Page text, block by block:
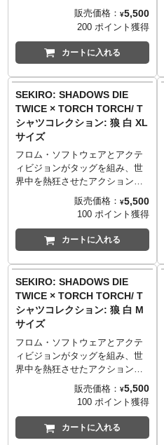
※杢灰のみ 綿90%、ポリエステ
ル10% 5.6oz ヘビーウェイトボ
TORCH TORCH OFFICIAL
SITE：https://torchtorch.jp/
■サイズ（着丈／身幅／肩幅／袖
Sサイズ （65cm／49cm／42cm
／19cm）
／20cm）
Lサイズ （73cm／55cm／50cm
／22cm）
XLサイズ （77cm／58cm／
54cm／24cm）
XXLサイズ （84cm／68cm／
60cm／26cm）
──────────────────
綿100% 5.6oz ヘビーウェイトボ
※杢灰のみ 綿90%、ポリエステ
ル10% 5.6oz ヘビーウェイトボ
TORCH TORCH OFFICIAL
SITE：https://torchtorch.jp/
アドベンチャーゲーム
『SEKIRO: SHADOWS DIE
TWICE』。「TORCH TORCH」
とのコラボレーションTシャツが
登場です！
のポップさとは裏腹に、なんと8
版ものシルクスクリーンを使用
してしまった謎の豪華仕様。
生地はしっかりとした厚みの5.6
オンスを採用。着心地が良く、
何度洗っても型崩れしづらく風
合いが出るのが特徴です。
これも、葦名のため…
──────────────────
■サイズ（着丈／身幅／肩幅／袖
丈）
／19cm）
Mサイズ （69cm／52cm／46cm
／20cm）
Lサイズ （73cm／55cm／50cm
／22cm）
XLサイズ （77cm／58cm／
54cm／24cm）
XXLサイズ （84cm／68cm／
──────────────────
綿100% 5.6oz ヘビーウェイトボ
販売価格： ¥5,500
200 ポイント獲得
カートに入れる
SEKIRO: SHADOWS DIE
TWICE × TORCH TORCH/ T
シャツコレクション: 狼 白 XL
サイズ
フロム・ソフトウェアとアクテ
ィビジョンがタッグを組み、世
界中を熱狂させたアクション・
アドベンチャーゲーム
『SEKIRO: SHADOWS DIE
TWICE』。「TORCH TORCH」
とのコラボレーションTシャツが
待望の登場です！
プレイヤーのなかに印象深く残
顔。その狼の精悍な姿を、荒々
しくも繊細な鉛筆画で表現いた
しました。高精細シルクスクリ
ーンを使用し、柔らかな染み込
みインクを使用することで描写
の細部までを忠実に再現。画
家・青木薫氏の描き下ろしによ
生地はしっかりとした厚みの5.6
オンスを採用。着心地が良く、
何度洗っても型崩れしづらく風
販売価格： ¥5,500
100 ポイント獲得
カートに入れる
SEKIRO: SHADOWS DIE
TWICE × TORCH TORCH/ T
シャツコレクション: 狼 白 M
サイズ
フロム・ソフトウェアとアクテ
ィビジョンがタッグを組み、世
界中を熱狂させたアクション・
アドベンチャーゲーム
『SEKIRO: SHADOWS DIE
TWICE』。「TORCH TORCH」
とのコラボレーションTシャツが
待望の登場です！
販売価格： ¥5,500
100 ポイント獲得
カートに入れる